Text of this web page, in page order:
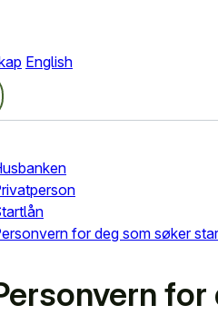
English
for deg som søker